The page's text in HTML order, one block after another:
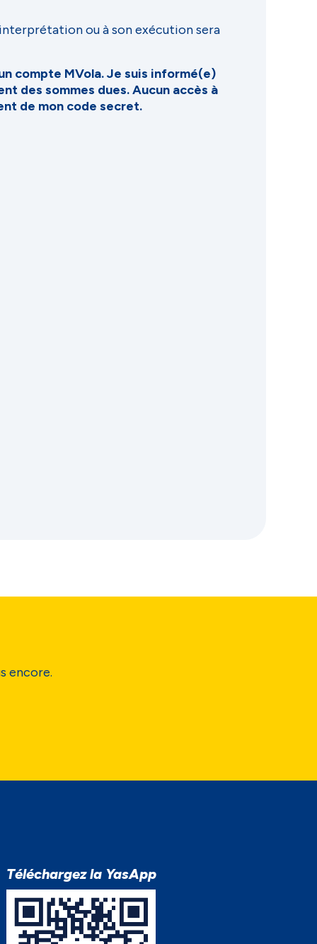
ou à son exécution sera
compte MVola. Je suis informé(e)
des sommes dues. Aucun accès à
de mon code secret.
encore.
Téléchargez la YasApp